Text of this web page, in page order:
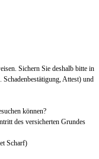
Sichern Sie deshalb bitte in
Attest) und
können?
des versicherten Grundes
Scharf)